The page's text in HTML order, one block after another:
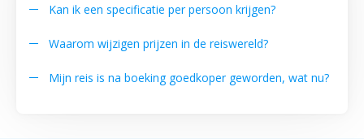
Kan ik een specificatie per persoon krijgen?
Waarom wijzigen prijzen in de reiswereld?
Mijn reis is na boeking goedkoper geworden, wat nu?